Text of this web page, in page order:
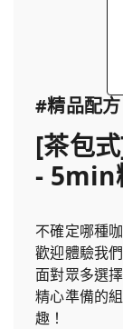
#精品配方
[茶包
- 5min
不確定哪種
歡迎體驗我
面對眾多選
精心準備的
趣！